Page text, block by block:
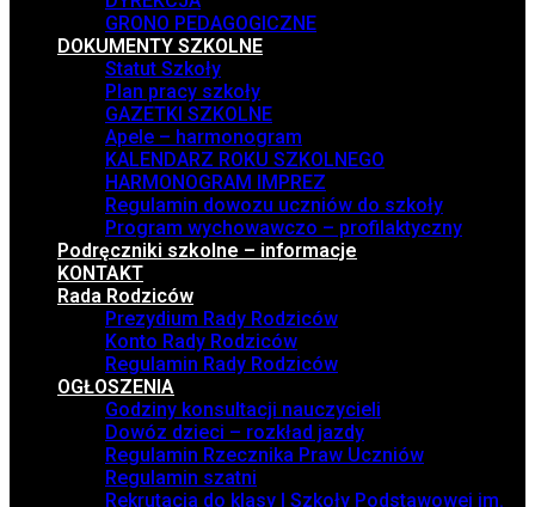
GRONO PEDAGOGICZNE
DOKUMENTY SZKOLNE
Statut Szkoły
Plan pracy szkoły
GAZETKI SZKOLNE
Apele – harmonogram
KALENDARZ ROKU SZKOLNEGO
HARMONOGRAM IMPREZ
Regulamin dowozu uczniów do szkoły
Program wychowawczo – profilaktyczny
Podręczniki szkolne – informacje
KONTAKT
Rada Rodziców
Prezydium Rady Rodziców
Konto Rady Rodziców
Regulamin Rady Rodziców
OGŁOSZENIA
Godziny konsultacji nauczycieli
Dowóz dzieci – rozkład jazdy
Regulamin Rzecznika Praw Uczniów
Regulamin szatni
Rekrutacja do klasy I Szkoły Podstawowej im.